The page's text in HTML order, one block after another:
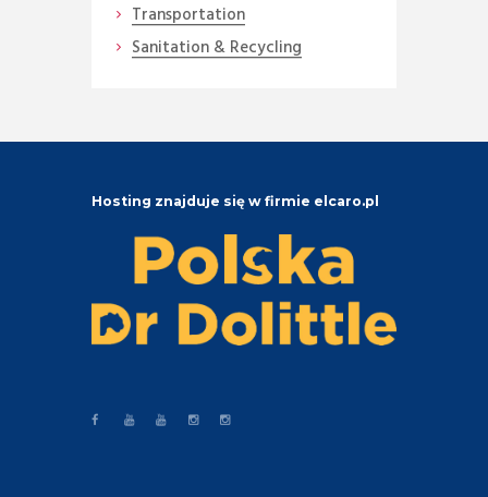
Transportation
Sanitation & Recycling
Hosting znajduje się w firmie elcaro.pl